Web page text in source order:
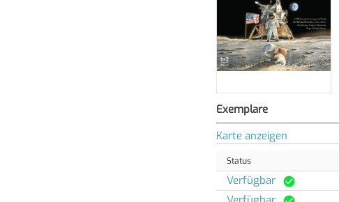
Exemplare
Karte anzeigen
Status
Verfügbar